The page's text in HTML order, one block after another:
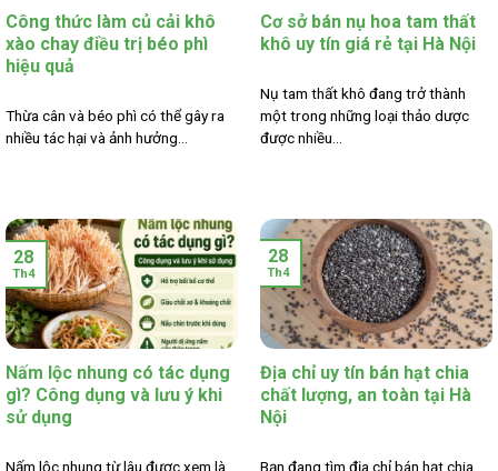
Công thức làm củ cải khô
xào chay điều trị béo phì
hiệu quả
Thừa cân và béo phì có thể gây ra
nhiều tác hại và ảnh hưởng...
Cơ sở bán nụ hoa tam thất
khô uy tín giá rẻ tại Hà Nội
Nụ tam thất khô đang trở thành
một trong những loại thảo dược
được nhiều...
Nấm lộc nhung có tác dụng
gì? Công dụng và lưu ý khi
sử dụng
Nấm lộc nhung từ lâu được xem là
28
Th4
Địa chỉ uy tín bán hạt chia
chất lượng, an toàn tại Hà
Nội
Bạn đang tìm địa chỉ bán hạt chia
28
Th4